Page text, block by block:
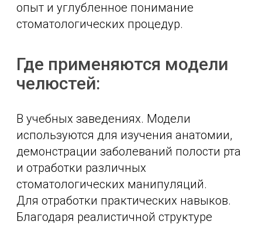
опыт и углубленное понимание
стоматологических процедур.
Где применяются модели
челюстей:
В учебных заведениях. Модели
используются для изучения анатомии,
демонстрации заболеваний полости рта
и отработки различных
стоматологических манипуляций.
Для отработки практических навыков.
Благодаря реалистичной структуре